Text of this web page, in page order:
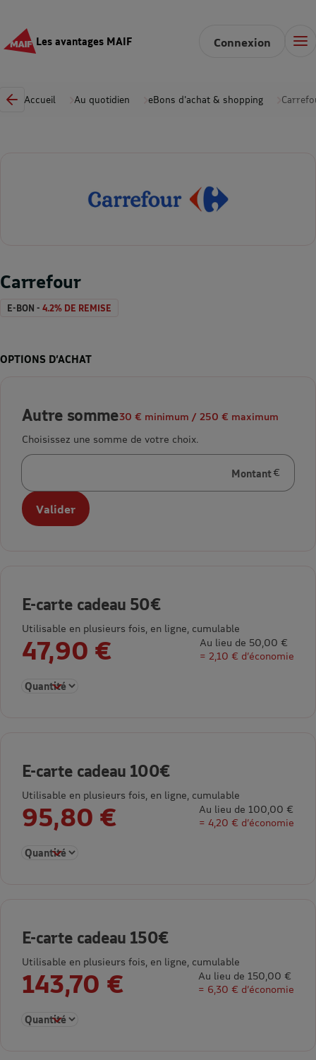
Les avantages MAIF Connexion
Accueil Au quotidien eBons d'achat & shopping
Carrefour
E-BON - 4.2% DE REMISE
OPTIONS D’ACHAT
Autre somme30 € minimum / 250 € maximum
Choisissez une somme de votre choix.
Montant
en euros
Valider
E-carte cadeau 50€
Utilisable en plusieurs fois, en ligne, cumulable
47,90 €
Au lieu de 50,00 €
= 2,10 € d’économie
Sélectionner la quantité pour E-carte cadeau 50€
E-carte cadeau 100€
Utilisable en plusieurs fois, en ligne, cumulable
95,80 €
Au lieu de 100,00 €
= 4,20 € d’économie
Sélectionner la quantité pour E-carte cadeau 100€
E-carte cadeau 150€
Utilisable en plusieurs fois, en ligne, cumulable
143,70 €
Au lieu de 150,00 €
= 6,30 € d’économie
Sélectionner la quantité pour E-carte cadeau 150€